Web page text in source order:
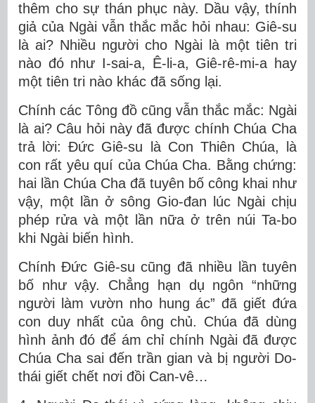
thêm cho sự thán phục này. Dầu vậy, thính
giả của Ngài vẫn thắc mắc hỏi nhau: Giê-su
là ai? Nhiều người cho Ngài là một tiên tri
nào đó như I-sai-a, Ê-li-a, Giê-rê-mi-a hay
một tiên tri nào khác đã sống lại.
Chính các Tông đồ cũng vẫn thắc mắc: Ngài
là ai? Câu hỏi này đã được chính Chúa Cha
trả lời: Đức Giê-su là Con Thiên Chúa, là
con rất yêu quí của Chúa Cha. Bằng chứng:
hai lần Chúa Cha đã tuyên bố công khai như
vậy, một lần ở sông Gio-đan lúc Ngài chịu
phép rửa và một lần nữa ở trên núi Ta-bo
khi Ngài biến hình.
Chính Đức Giê-su cũng đã nhiều lần tuyên
bố như vậy. Chẳng hạn dụ ngôn “những
người làm vườn nho hung ác” đã giết đứa
con duy nhất của ông chủ. Chúa đã dùng
hình ảnh đó để ám chỉ chính Ngài đã được
Chúa Cha sai đến trần gian và bị người Do-
thái giết chết nơi đồi Can-vê…